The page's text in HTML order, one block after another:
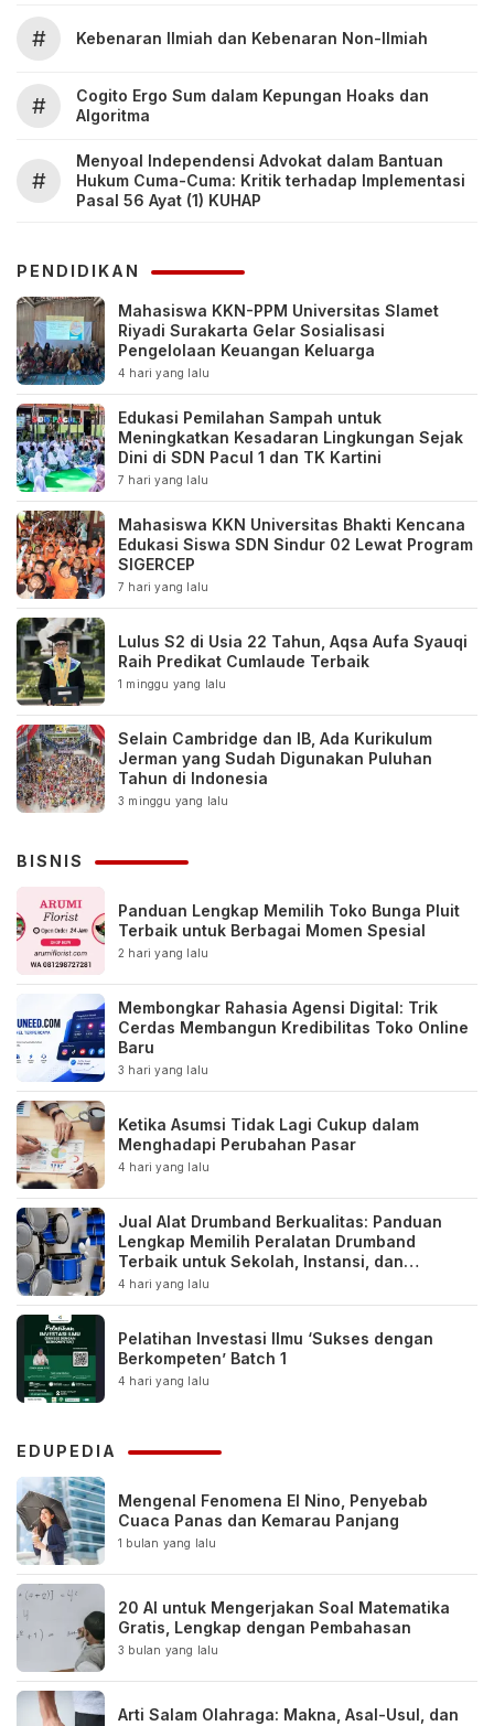
# Kebenaran Ilmiah dan Kebenaran Non-Ilmiah
#
Cogito Ergo Sum dalam Kepungan Hoaks dan
Algoritma
#
Menyoal Independensi Advokat dalam Bantuan
Hukum Cuma-Cuma: Kritik terhadap Implementasi
Pasal 56 Ayat (1) KUHAP
PENDIDIKAN
Mahasiswa KKN-PPM Universitas Slamet
Riyadi Surakarta Gelar Sosialisasi
Pengelolaan Keuangan Keluarga
4 hari yang lalu
Edukasi Pemilahan Sampah untuk
Meningkatkan Kesadaran Lingkungan Sejak
Dini di SDN Pacul 1 dan TK Kartini
7 hari yang lalu
Mahasiswa KKN Universitas Bhakti Kencana
Edukasi Siswa SDN Sindur 02 Lewat Program
SIGERCEP
7 hari yang lalu
Lulus S2 di Usia 22 Tahun, Aqsa Aufa Syauqi
Raih Predikat Cumlaude Terbaik
1 minggu yang lalu
Selain Cambridge dan IB, Ada Kurikulum
Jerman yang Sudah Digunakan Puluhan
Tahun di Indonesia
3 minggu yang lalu
BISNIS
Panduan Lengkap Memilih Toko Bunga Pluit
Terbaik untuk Berbagai Momen Spesial
2 hari yang lalu
Membongkar Rahasia Agensi Digital: Trik
Cerdas Membangun Kredibilitas Toko Online
Baru
3 hari yang lalu
Ketika Asumsi Tidak Lagi Cukup dalam
Menghadapi Perubahan Pasar
4 hari yang lalu
Jual Alat Drumband Berkualitas: Panduan
Lengkap Memilih Peralatan Drumband
Terbaik untuk Sekolah, Instansi, dan
Komunitas
4 hari yang lalu
Pelatihan Investasi Ilmu ‘Sukses dengan
Berkompeten’ Batch 1
4 hari yang lalu
EDUPEDIA
Mengenal Fenomena El Nino, Penyebab
Cuaca Panas dan Kemarau Panjang
1 bulan yang lalu
20 AI untuk Mengerjakan Soal Matematika
Gratis, Lengkap dengan Pembahasan
3 bulan yang lalu
Arti Salam Olahraga: Makna, Asal-Usul, dan